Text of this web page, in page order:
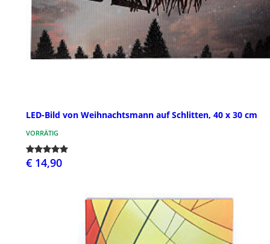
LED-Bild von Weihnachtsmann auf Schlitten, 40 x 30 cm
VORRÄTIG
€ 14,90